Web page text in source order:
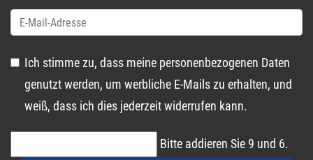
Ich stimme zu, dass meine personenbezogenen Daten
genutzt werden, um werbliche E-Mails zu erhalten, und
weiß, dass ich dies jederzeit widerrufen kann.
Bitte addieren Sie 9 und 6.